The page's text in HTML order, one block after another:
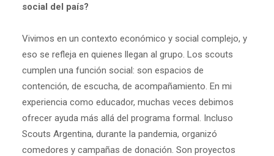
social del país?
Vivimos en un contexto económico y social complejo, y
eso se refleja en quienes llegan al grupo. Los scouts
cumplen una función social: son espacios de
contención, de escucha, de acompañamiento. En mi
experiencia como educador, muchas veces debimos
ofrecer ayuda más allá del programa formal. Incluso
Scouts Argentina, durante la pandemia, organizó
comedores y campañas de donación. Son proyectos